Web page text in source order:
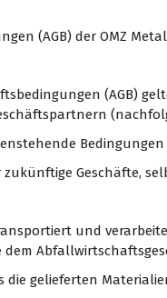
(AGB) der OMZ
(AGB)
zukünftige Geschäfte,
und
die gelieferten